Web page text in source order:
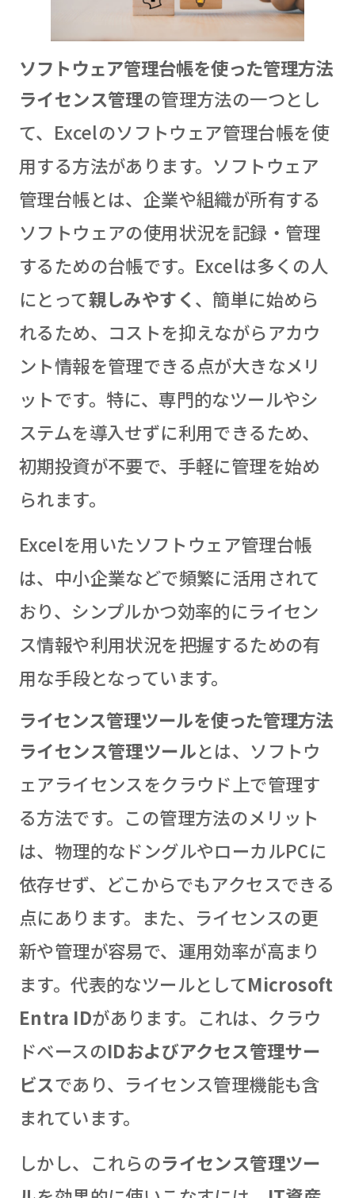
ソフトウェア管理台帳を使った管理方法
ライセンス管理の管理方法の一つとし
て、Excelのソフトウェア管理台帳を使
用する方法があります。ソフトウェア
管理台帳とは、企業や組織が所有する
ソフトウェアの使用状況を記録・管理
するための台帳です。Excelは多くの人
にとって親しみやすく、簡単に始めら
れるため、コストを抑えながらアカウ
ント情報を管理できる点が大きなメリ
ットです。特に、専門的なツールやシ
ステムを導入せずに利用できるため、
初期投資が不要で、手軽に管理を始め
られます。
Excelを用いたソフトウェア管理台帳
は、中小企業などで頻繁に活用されて
おり、シンプルかつ効率的にライセン
ス情報や利用状況を把握するための有
用な手段となっています。
ライセンス管理ツールを使った管理方法
ライセンス管理ツールとは、ソフトウ
ェアライセンスをクラウド上で管理す
る方法です。この管理方法のメリット
は、物理的なドングルやローカルPCに
依存せず、どこからでもアクセスできる
点にあります。また、ライセンスの更
新や管理が容易で、運用効率が高まり
ます。代表的なツールとしてMicrosoft
Entra IDがあります。これは、クラウ
ドベースのIDおよびアクセス管理サー
ビスであり、ライセンス管理機能も含
まれています。
しかし、これらのライセンス管理ツー